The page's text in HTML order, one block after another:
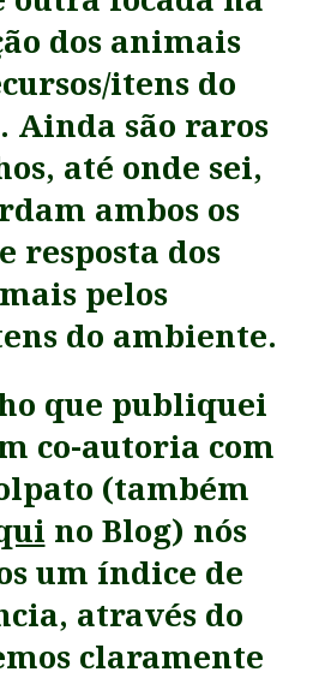
dos animais
itens do
Ainda são raros
até onde sei,
ambos os
resposta dos
pelos
do ambiente.
que publiquei
co-autoria com
(também
no Blog) nós
um índice de
através do
claramente